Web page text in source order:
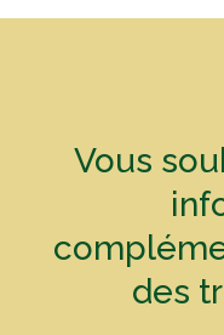
Vous
des